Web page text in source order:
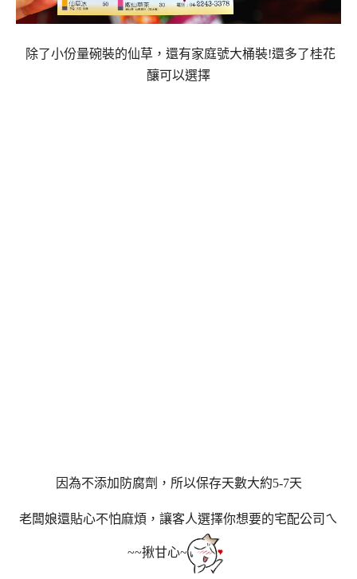
除了小份量碗裝的仙草，還有家庭號大桶裝!還多了桂花
釀可以選擇
因為不添加防腐劑，所以保存天數大約5-7天
老闆娘還貼心不怕麻煩，讓客人選擇你想要的宅配公司ㄟ
~~揪甘心~